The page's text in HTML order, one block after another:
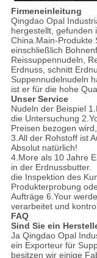
Firmeneinleitung
Qingdao Opal
hergestellt, gefunden
China.Main-Produkte
einschließlich
Reissuppennudeln,
Erdnuss, schnitt
Suppennudelnudeln
ist er für die hohe
Unser Service
Nudeln der Beispiel
die Untersuchung
Preisen bezogen
3.All der Rohstoff ist
Absolut natürlich!
4.More als 10 Jahre
in der Erdnussbutter.
die Inspektion des
Produkterprobung
Aufträge 6.Your
verarbeitet und
FAQ
Sind Sie ein
Ja Qingdao Opal
ein Exporteur für
besitzen wir einige